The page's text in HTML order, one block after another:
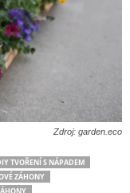
Zdroj: garden.eco
TVOŘENÍ S NÁPADEM
ZÁHONY